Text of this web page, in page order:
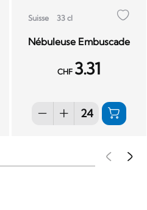
Suisse 33 cl
Nébuleuse Embuscade
CHF 3.31